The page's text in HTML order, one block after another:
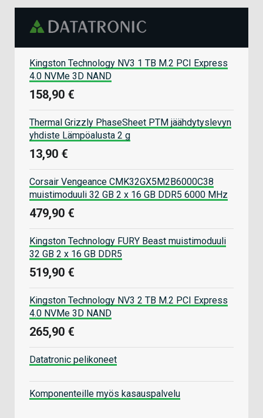
Kingston Technology NV3 1 TB M.2 PCI Express
4.0 NVMe 3D NAND
158,90 €
Thermal Grizzly PhaseSheet PTM jäähdytyslevyn
yhdiste Lämpöalusta 2 g
13,90 €
Corsair Vengeance CMK32GX5M2B6000C38
muistimoduuli 32 GB 2 x 16 GB DDR5 6000 MHz
479,90 €
Kingston Technology FURY Beast muistimoduuli
32 GB 2 x 16 GB DDR5
519,90 €
Kingston Technology NV3 2 TB M.2 PCI Express
4.0 NVMe 3D NAND
265,90 €
Datatronic pelikoneet
Komponenteille myös kasauspalvelu